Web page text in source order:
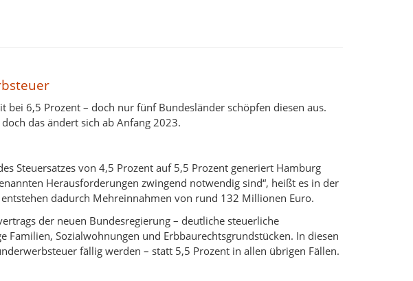
bei 6,5 Prozent – doch nur fünf Bundesländer schöpfen diesen aus.
das ändert sich ab Anfang 2023.
Steuersatzes von 4,5 Prozent auf 5,5 Prozent generiert Hamburg
Herausforderungen zwingend notwendig sind“, heißt es in der
dadurch Mehreinnahmen von rund 132 Millionen Euro.
der neuen Bundesregierung – deutliche steuerliche
Sozialwohnungen und Erbbaurechtsgrundstücken. In diesen
fällig werden – statt 5,5 Prozent in allen übrigen Fällen.